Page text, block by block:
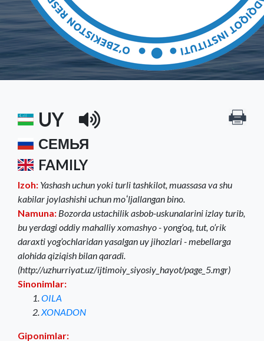
UY
СЕМЬЯ
FAMILY
Izoh: Yashash uchun yoki turli tashkilot, muassasa va shu
kabilar joylashishi uchun moʻljallangan bino.
Namuna: Bozorda ustachilik asbob-uskunalarini izlay turib,
bu yerdagi oddiy mahalliy xomashyo - yong’oq, tut, o’rik
daraxti yog’ochlaridan yasalgan uy jihozlari - mebellarga
alohida qiziqish bilan qaradi.
(http://uzhurriyat.uz/ijtimoiy_siyosiy_hayot/page_5.mgr)
Sinonimlar:
OILA
XONADON
Giponimlar: